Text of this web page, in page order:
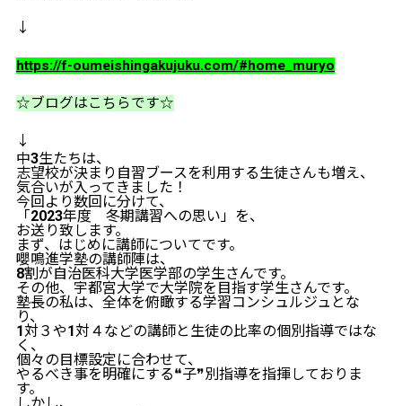
↓
https://f-oumeishingakujuku.com/#home_muryo
☆ブログはこちらです☆
↓
中3生たちは、
志望校が決まり自習ブースを利用する生徒さんも増え、
気合いが入ってきました！
今回より数回に分けて、
「2023年度 冬期講習への思い」を、
お送り致します。
まず、はじめに講師についてです。
嚶鳴進学塾の講師陣は、
8割が自治医科大学医学部の学生さんです。
その他、宇都宮大学で大学院を目指す学生さんです。
塾長の私は、全体を俯瞰する学習コンシュルジュとな
り、
1対３や1対４などの講師と生徒の比率の個別指導ではな
く、
個々の目標設定に合わせて、
やるべき事を明確にする❝子❞別指導を指揮しておりま
す。